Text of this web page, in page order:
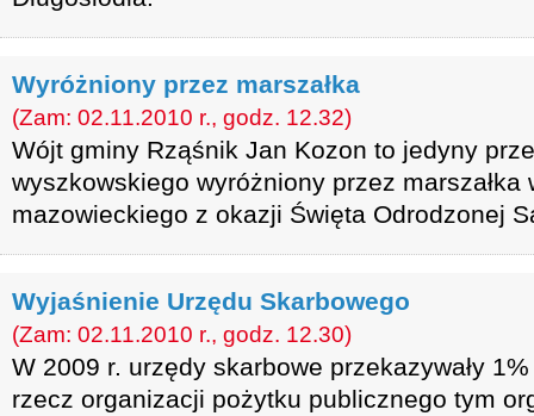
Wyróżniony przez marszałka
(Zam: 02.11.2010 r., godz. 12.32)
Wójt gminy Rząśnik Jan Kozon to jedyny
wyszkowskiego wyróżniony przez marszałka
mazowieckiego z okazji Święta Odrodzonej
Wyjaśnienie Urzędu Skarbowego
(Zam: 02.11.2010 r., godz. 12.30)
W 2009 r. urzędy skarbowe przekazywały
rzecz organizacji pożytku publicznego tym